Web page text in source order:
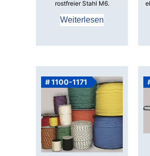
rostfreier Stahl M6.
Weiterlesen
# 1100-1171